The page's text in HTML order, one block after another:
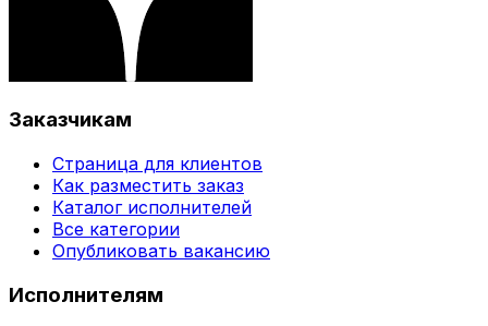
Заказчикам
Страница для клиентов
Как разместить заказ
Каталог исполнителей
Все категории
Опубликовать вакансию
Исполнителям